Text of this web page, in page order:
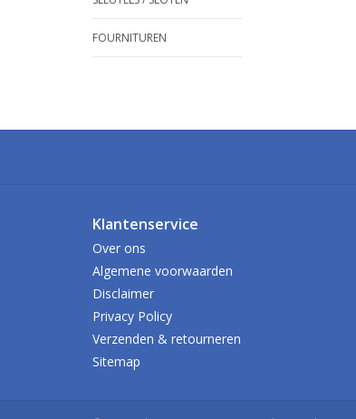
FOURNITUREN
Klantenservice
Over ons
Algemene voorwaarden
Disclaimer
Privacy Policy
Verzenden & retourneren
Sitemap